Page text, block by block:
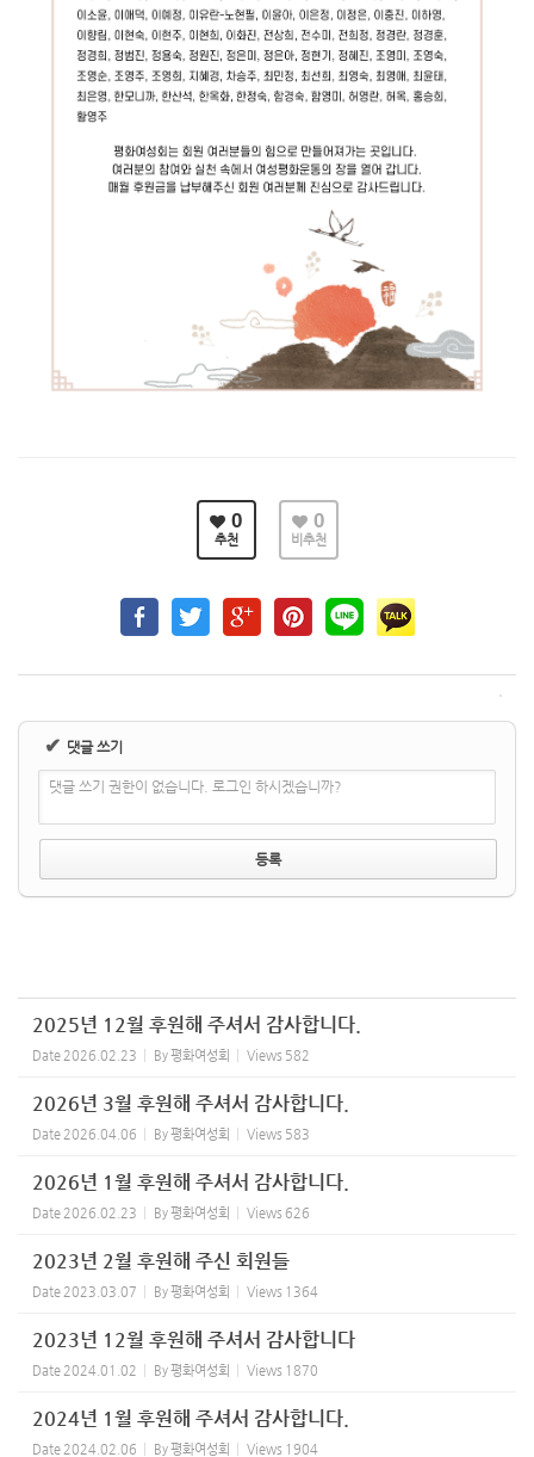
0
추천
0
비추천
✔ 댓글 쓰기
댓글 쓰기 권한이 없습니다. 로그인 하시겠습니까?
2025년 12월 후원해 주셔서 감사합니다.
Date 2026.02.23 By평화여성회 Views 582
2026년 3월 후원해 주셔서 감사합니다.
Date 2026.04.06 By평화여성회 Views 583
2026년 1월 후원해 주셔서 감사합니다.
Date 2026.02.23 By평화여성회 Views 626
2023년 2월 후원해 주신 회원들
Date 2023.03.07 By평화여성회 Views 1364
2023년 12월 후원해 주셔서 감사합니다
Date 2024.01.02 By평화여성회 Views 1870
2024년 1월 후원해 주셔서 감사합니다.
Date 2024.02.06 By평화여성회 Views 1904